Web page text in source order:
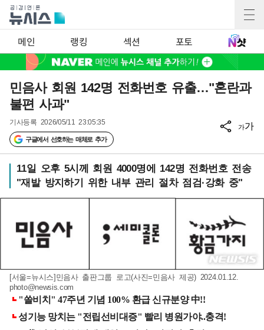
메인 랭킹 섹션 포토
민음사 회원 142명 전화번호 유출…"혼란과
불편 사과"
기사등록 2026/05/11 23:05:35
구글에서 선호하는 매체로 추가
가가
11일 오후 5시께 회원 4000명에 142명 전화번호 전송
"재발 방지하기 위한 내부 관리 절차 점검·강화 중"
[서울=뉴시스]민음사 출판그룹 로고(사진=민음사 제공) 2024.01.12.
photo@newsis.com